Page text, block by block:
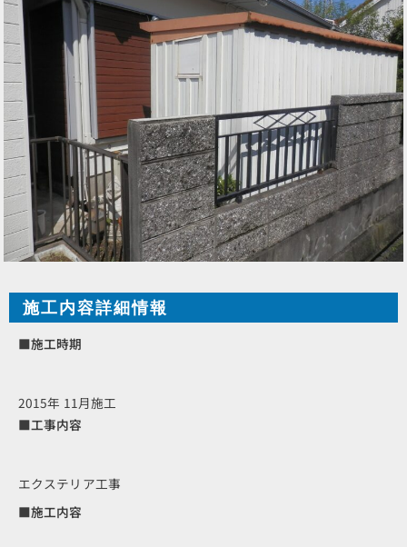
施工内容詳細情報
■施工時期
2015年 11月施工
■工事内容
エクステリア工事
■施工内容